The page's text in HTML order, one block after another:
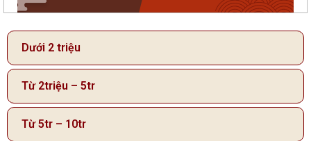
Dưới 2 triệu
Từ 2triệu – 5tr
Từ 5tr – 10tr